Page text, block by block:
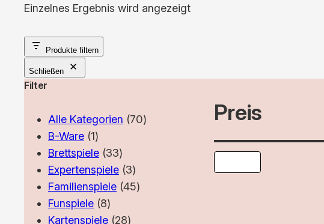
Einzelnes Ergebnis wird angezeigt
Produkte filtern
Schließen
Filter
Alle Kategorien 7070
B-Ware 11
Produkt
Brettspiele 3333
Produkte
Expertenspiele 33
Produkte
Familienspiele 4545
Funspiele 88
Produkte
Kartenspiele 2828
Preis